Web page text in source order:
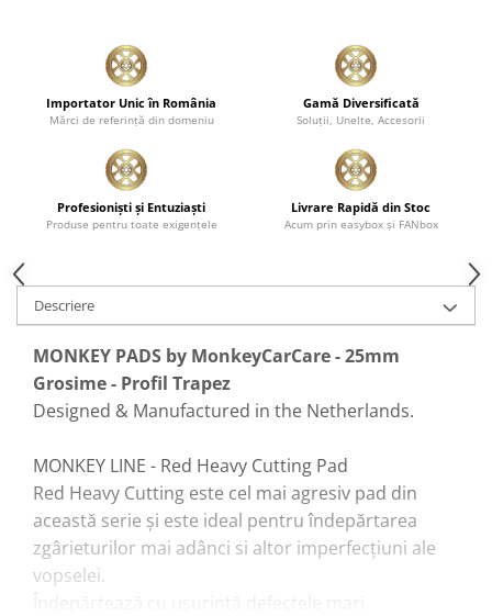
Importator Unic în România
Mărci de referinţă din domeniu
Gamă Diversificată
Soluţii, Unelte, Accesorii
Profesionişti şi Entuziaşti
Produse pentru toate exigenţele
Livrare Rapidă din Stoc
Acum prin easybox şi FANbox
Descriere
MONKEY PADS by MonkeyCarCare - 25mm
Grosime - Profil Trapez
Designed & Manufactured in the Netherlands.
MONKEY LINE - Red Heavy Cutting Pad
Red Heavy Cutting este cel mai agresiv pad din
această serie și este ideal pentru îndepărtarea
zgârieturilor mai adânci si altor imperfecțiuni ale
vopselei.